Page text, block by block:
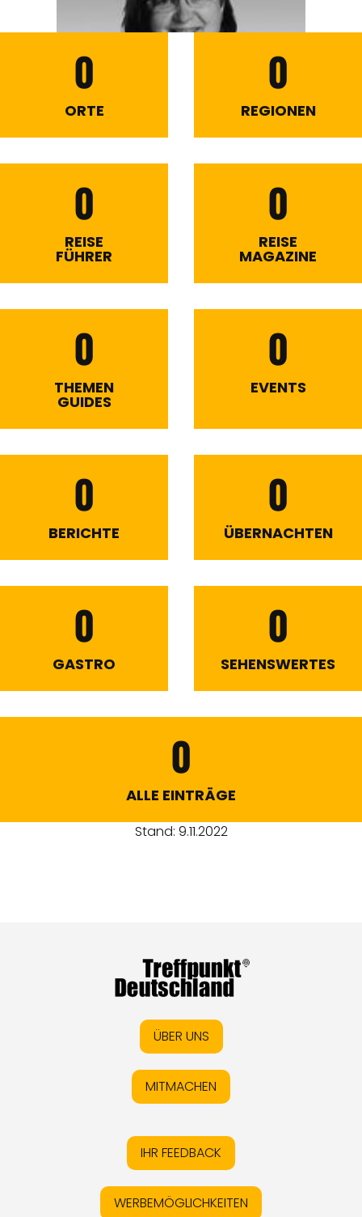
0
ORTE
0
REGIONEN
0
REISE
FÜHRER
0
REISE
MAGAZINE
0
THEMEN
GUIDES
0
EVENTS
0
BERICHTE
0
ÜBERNACHTEN
0
GASTRO
0
SEHENSWERTES
0
ALLE EINTRÄGE
Stand: 9.11.2022
ÜBER UNS
MITMACHEN
IHR FEEDBACK
WERBEMÖGLICHKEITEN